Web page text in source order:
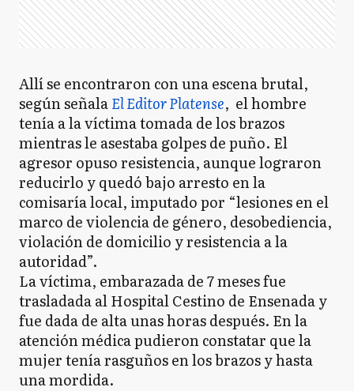
Allí se encontraron con una escena brutal,
según señalaEl Editor Platense, el hombre
tenía a la víctima tomada de los brazos
mientras le asestaba golpes de puño. El
agresor opuso resistencia, aunque lograron
reducirlo y quedó bajo arresto en la
comisaría local, imputado por “lesiones en el
marco de violencia de género, desobediencia,
violación de domicilio y resistencia a la
autoridad”.
La víctima, embarazada de 7 meses fue
trasladada al Hospital Cestino de Ensenada y
fue dada de alta unas horas después. En la
atención médica pudieron constatar que la
mujer tenía rasguños en los brazos y hasta
una mordida.